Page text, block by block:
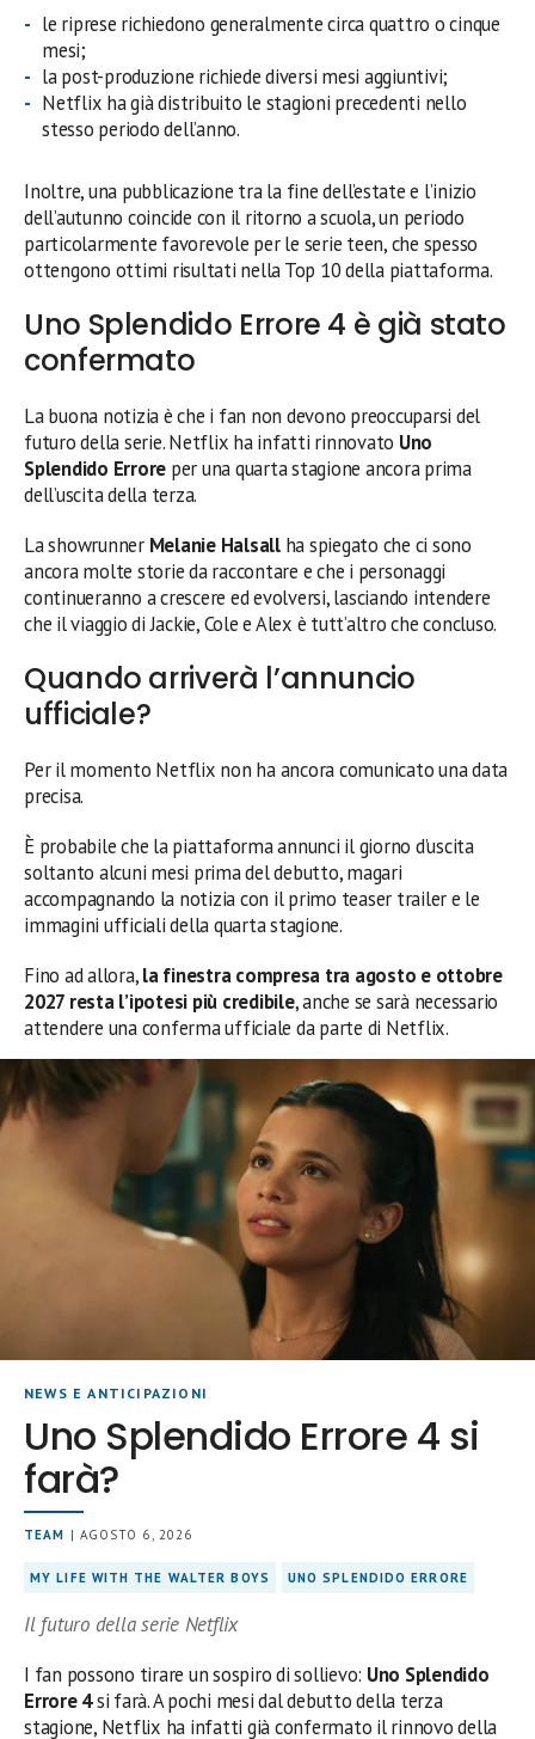
le riprese richiedono generalmente circa quattro o cinque
mesi;
la post-produzione richiede diversi mesi aggiuntivi;
Netflix ha già distribuito le stagioni precedenti nello
stesso periodo dell’anno.
Inoltre, una pubblicazione tra la fine dell’estate e l’inizio
dell’autunno coincide con il ritorno a scuola, un periodo
particolarmente favorevole per le serie teen, che spesso
ottengono ottimi risultati nella Top 10 della piattaforma.
Uno Splendido Errore 4 è già stato
confermato
La buona notizia è che i fan non devono preoccuparsi del
futuro della serie. Netflix ha infatti rinnovato Uno
Splendido Errore per una quarta stagione ancora prima
dell’uscita della terza.
La showrunner Melanie Halsallha spiegato che ci sono
ancora molte storie da raccontare e che i personaggi
continueranno a crescere ed evolversi, lasciando intendere
che il viaggio di Jackie, Cole e Alex è tutt’altro che concluso.
Quando arriverà l’annuncio
ufficiale?
Per il momento Netflix non ha ancora comunicato una data
precisa.
È probabile che la piattaforma annunci il giorno d’uscita
soltanto alcuni mesi prima del debutto, magari
accompagnando la notizia con il primo teaser trailer e le
immagini ufficiali della quarta stagione.
Fino ad allora,la finestra compresa tra agosto e ottobre
2027 resta l’ipotesi più credibile, anche se sarà necessario
attendere una conferma ufficiale da parte di Netflix.
NEWS E ANTICIPAZIONI
Uno Splendido Errore 4 si
farà?
TEAM | AGOSTO 6, 2026
MY LIFE WITH THE WALTER BOYS UNO SPLENDIDO ERRORE
Il futuro della serie Netflix
I fan possono tirare un sospiro di sollievo: Uno Splendido
Errore 4si farà. A pochi mesi dal debutto della terza
stagione, Netflix ha infatti già confermato il rinnovo della